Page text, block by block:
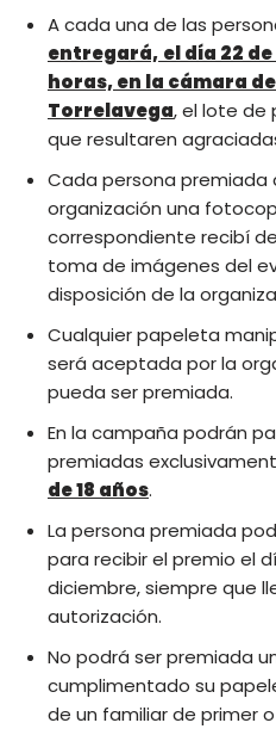
A cada una de las
entregará, el día 22
horas, en la cámara
Torrelavega, el lote de
que resultaren
Cada persona premiada
organización una
correspondiente recibí
toma de imágenes del
disposición de la
Cualquier papeleta
será aceptada por la
pueda ser premiada.
En la campaña podrán
premiadas
de 18 años.
La persona premiada
para recibir el premio el
diciembre, siempre que
autorización.
No podrá ser premiada
cumplimentado su
de un familiar de primer